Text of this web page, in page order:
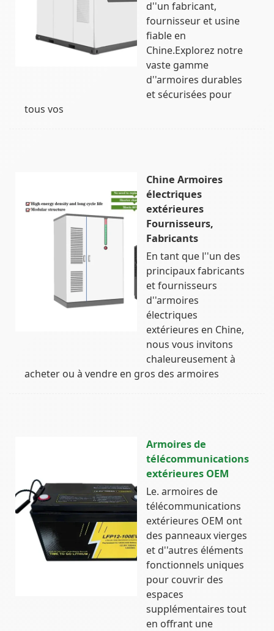
d''un fabricant,
fournisseur et usine
fiable en
Chine.Explorez notre
vaste gamme
d''armoires durables
et sécurisées pour
tous vos
Chine Armoires
électriques
extérieures
Fournisseurs,
Fabricants
En tant que l''un des
principaux fabricants
et fournisseurs
d''armoires
électriques
extérieures en Chine,
nous vous invitons
chaleureusement à
acheter ou à vendre en gros des armoires
Armoires de
télécommunications
extérieures OEM
Le. armoires de
télécommunications
extérieures OEM ont
des panneaux vierges
et d''autres éléments
fonctionnels uniques
pour couvrir des
espaces
supplémentaires tout
en offrant une